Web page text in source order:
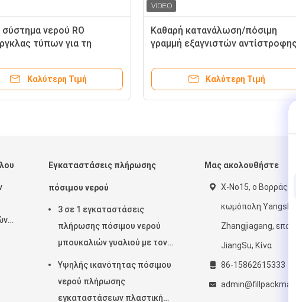
νερού RO
τύπων για τη
Καλύτερη Τιμή
Καθαρή κατανάλωση/πόσιμη
γραμμή εξαγνιστών αντίστροφης
εγκαταστάσεις/μηχανή/
Καλύτερη Τιμή
Εγκαταστάσεις πλήρωσης
πόσιμου νερού
3 σε 1 εγκαταστάσεις
πλήρωσης πόσιμου νερού
μπουκαλιών γυαλιού με τον
πλήρη αυτόματο έλεγχο PLC
Υψηλής ικανότητας πόσιμου
νερού πλήρωσης
εγκαταστάσεων πλαστική
Μας ακολουθήστε
Χ-No15, ο Βορράς
κωμόπολη
Zhangjiagang,
JiangSu, Κίνα
86-15862615333